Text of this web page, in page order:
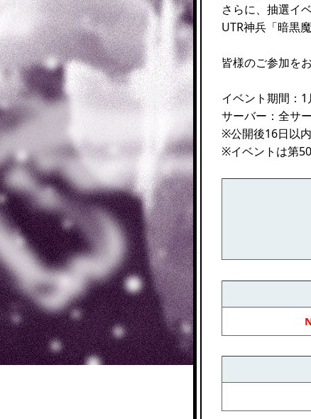
さらに、抽選イ
UTR神兵「暗黒
皆様のご参加を
イベント期間：
サーバー：全サ
※公開後16日以
※イベントは第